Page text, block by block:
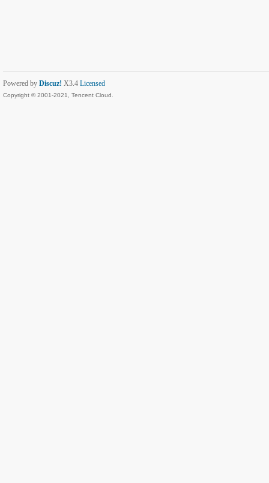
Powered by Discuz! X3.4 Licensed
Copyright © 2001-2021, Tencent Cloud.